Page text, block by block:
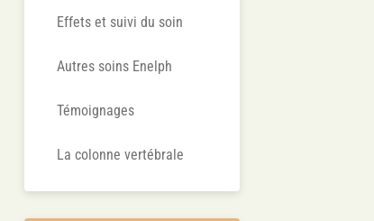
Effets et suivi du soin
Autres soins Enelph
Témoignages
La colonne vertébrale